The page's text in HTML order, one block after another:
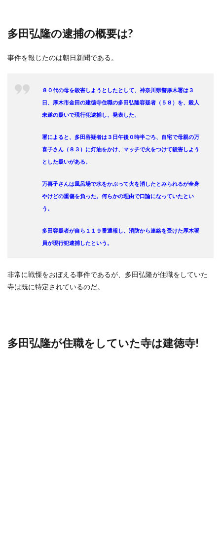
多田弘隆の逮捕の概要は?
事件を報じたのは朝日新聞である。
８０代の母を殺害しようとしたとして、神奈川県警厚木署は３
日、厚木市金田の建徳寺住職の多田弘隆容疑者（５８）を、殺人
未遂の疑いで現行犯逮捕し、発表した。
署によると、多田容疑者は３日午後０時半ごろ、自宅で母親の万
喜子さん（８３）に灯油をかけ、マッチで火をつけて殺害しよう
とした疑いがある。
万喜子さんは風呂場で水をかぶって火を消したとみられるが全身
やけどの重傷を負った。何らかの理由で口論になっていたとい
う。
多田容疑者が自ら１１９番通報し、消防から連絡を受けた厚木署
員が現行犯逮捕したという。
非常に戦慄をおぼえる事件であるが、多田弘隆が住職をしていた
寺は既に特定されているのだ。
多田弘隆が住職をしていた寺は建徳寺!